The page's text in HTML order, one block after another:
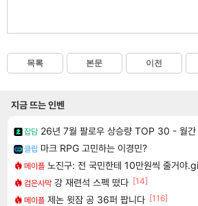
목록 본문 이전
지금 뜨는 인벤
잡담 26년 7월 팔로우 상승량 TOP 30 - 월간
클립 마크 RPG 고민하는 이경민?
메이플 노진구: 전 국민한테 10만원씩 줄거야
검은사막 강 재련석 스펙 떴다 [14]
메이플 제논 윗잠 공 36퍼 팝니다 [116]